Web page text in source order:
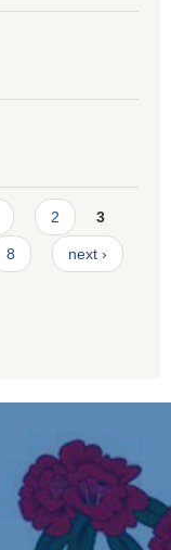
2 3
8 next ›